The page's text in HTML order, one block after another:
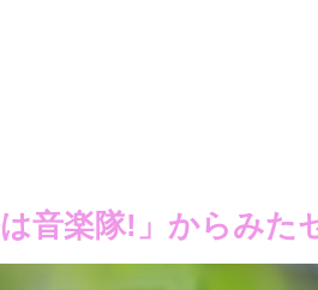
は音楽隊!」からみた